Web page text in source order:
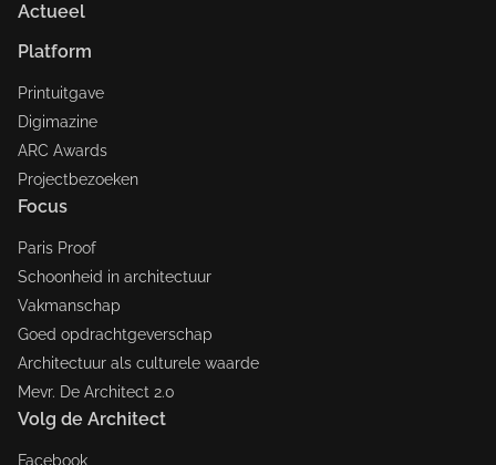
Actueel
Platform
Printuitgave
Digimazine
ARC Awards
Projectbezoeken
Focus
Paris Proof
Schoonheid in architectuur
Vakmanschap
Goed opdrachtgeverschap
Architectuur als culturele waarde
Mevr. De Architect 2.0
Volg de Architect
Facebook